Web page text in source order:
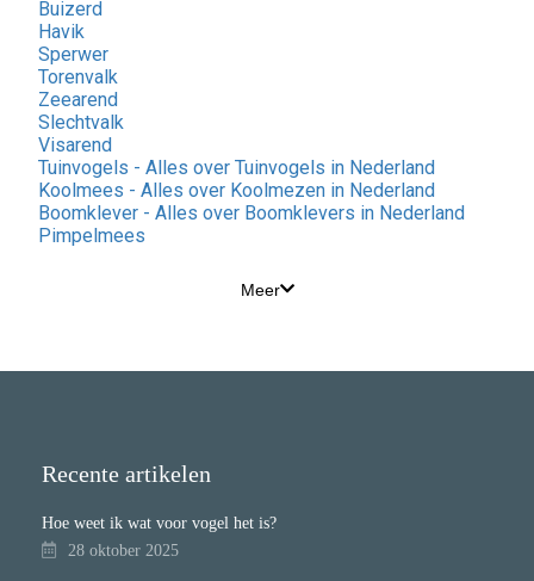
Buizerd
Havik
Sperwer
Torenvalk
Zeearend
Slechtvalk
Visarend
Tuinvogels - Alles over Tuinvogels in Nederland
Koolmees - Alles over Koolmezen in Nederland
Boomklever - Alles over Boomklevers in Nederland
Pimpelmees
Meer
Recente artikelen
Hoe weet ik wat voor vogel het is?
28 oktober 2025